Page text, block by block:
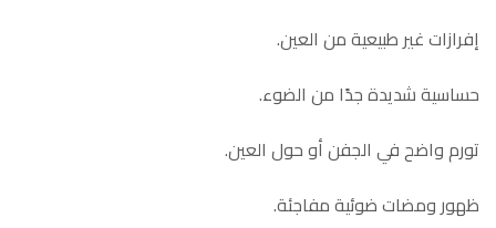
إفرازات غير طبيعية من العين.
حساسية شديدة جدًا من الضوء.
تورم واضح في الجفن أو حول العين.
ظهور ومضات ضوئية مفاجئة.